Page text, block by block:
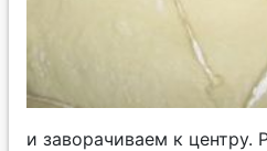
и заворачиваем к центру.